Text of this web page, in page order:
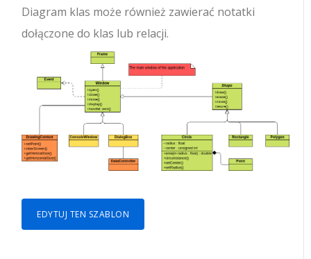
Diagram klas może również zawierać notatki
dołączone do klas lub relacji.
EDYTUJ TEN SZABLON